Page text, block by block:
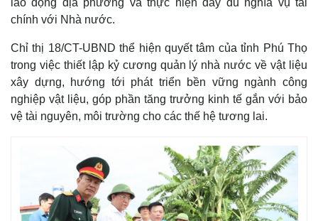
lao động địa phương và thực hiện đầy đủ nghĩa vụ tài
chính với Nhà nước.
Chỉ thị 18/CT-UBND thể hiện quyết tâm của tỉnh Phú Thọ
trong việc thiết lập kỷ cương quản lý nhà nước về vật liệu
xây dựng, hướng tới phát triển bền vững ngành công
nghiệp vật liệu, góp phần tăng trưởng kinh tế gắn với bảo
vệ tài nguyên, môi trường cho các thế hệ tương lai.